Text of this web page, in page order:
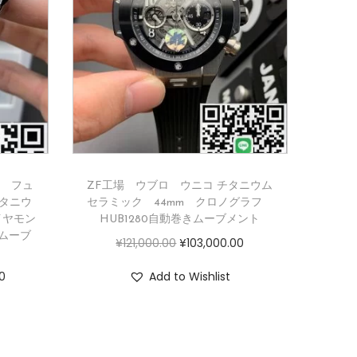
フュ
ニウ
モン
ーブ
ZF工場 ウブロ ウニコ チタニウム
セラミック 44mm クロノグラフ
HUB1280自動巻きムーブメント
¥121,000.00 ¥103,000.00
Add to Wishlist